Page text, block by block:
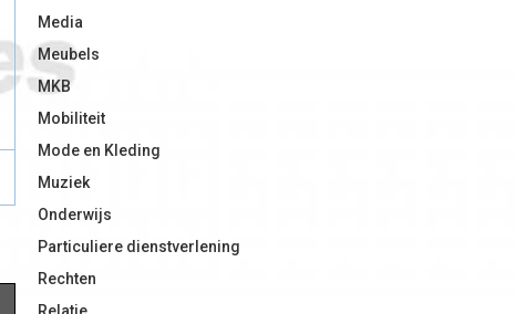
Media
Meubels
MKB
Mobiliteit
Mode en Kleding
Muziek
Onderwijs
Particuliere dienstverlening
Rechten